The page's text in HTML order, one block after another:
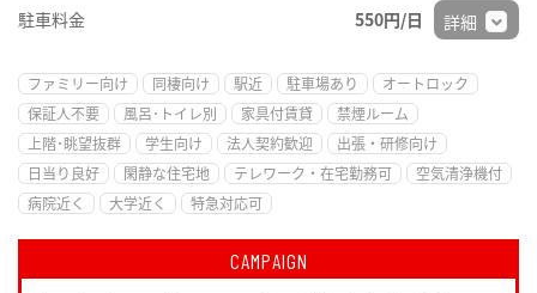
駐車料金 550円/日 詳細
ファミリー向け 同棲向け 駅近 駐車場あり
オートロック
保証人不要
風呂･トイレ別 家具付賃貸
禁煙ルーム
上階･眺望抜群
学生向け 法人契約歓迎
出張・研修向け
日当り良好
閑静な住宅地 テレワーク・在宅勤務可
空気清浄機付
病院近く
大学近く 特急対応可
CAMPAIGN